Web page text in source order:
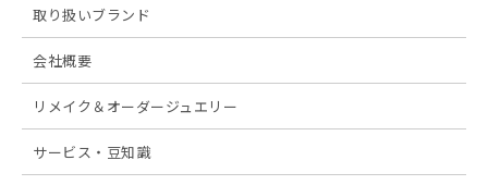
取り扱いブランド
会社概要
リメイク＆オーダージュエリー
サービス・豆知識